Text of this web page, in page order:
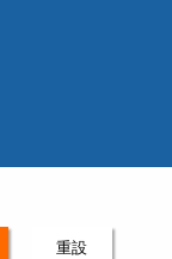
重設